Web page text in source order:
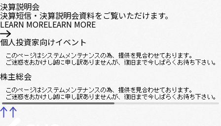
決算説明会
決算短信・決算説明会資料をご覧いただけます。
LEARN MORELEARN MORE
個人投資家向けイベント
株主総会